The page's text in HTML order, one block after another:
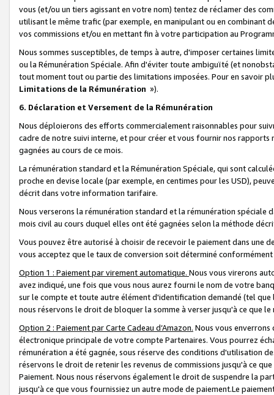
vous (et/ou un tiers agissant en votre nom) tentez de réclamer des
utilisant le même trafic (par exemple, en manipulant ou en combinant
vos commissions et/ou en mettant fin à votre participation au
Nous sommes susceptibles, de temps à autre, d'imposer certaines
ou la Rémunération Spéciale. Afin d'éviter toute ambiguïté (et
tout moment tout ou partie des limitations imposées. Pour en savoir
Limitations de la Rémunération »).
6. Déclaration et Versement de la Rémunération
Nous déploierons des efforts commercialement raisonnables pour
cadre de notre suivi interne, et pour créer et vous fournir nos
gagnées au cours de ce mois.
La rémunération standard et la Rémunération Spéciale, qui sont
proche en devise locale (par exemple, en centimes pour les USD),
décrit dans votre information tarifaire.
Nous verserons la rémunération standard et la rémunération spéciale
mois civil au cours duquel elles ont été gagnées selon la méthode
Vous pouvez être autorisé à choisir de recevoir le paiement dans une
vous acceptez que le taux de conversion soit déterminé
Option 1 : Paiement par virement automatique. Nous vous virerons
avez indiqué, une fois que vous nous aurez fourni le nom de votre
sur le compte et toute autre élément d'identification demandé (tel que
nous réservons le droit de bloquer la somme à verser jusqu'à ce que
Option 2 : Paiement par Carte Cadeau d’Amazon. Nous vous
électronique principale de votre compte Partenaires. Vous pourrez
rémunération a été gagnée, sous réserve des conditions d'utilisation
réservons le droit de retenir les revenus de commissions jusqu'à ce
Paiement. Nous nous réservons également le droit de suspendre la
jusqu'à ce que vous fournissiez un autre mode de paiement.Le